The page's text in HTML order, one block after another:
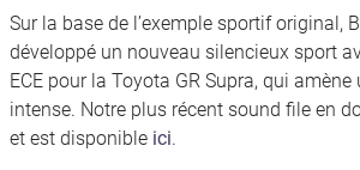
Sur la base de l’exemple sportif original,
développé un nouveau silencieux sport
ECE pour la Toyota GR Supra, qui
intense. Notre plus récent sound file en
et est disponible ici.